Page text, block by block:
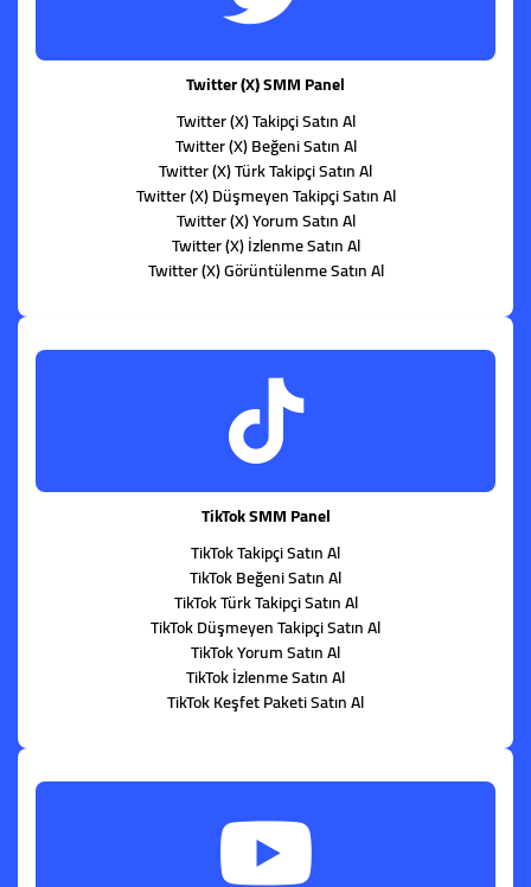
Twitter (X) SMM Panel
Twitter (X) Takipçi Satın Al
Twitter (X) Beğeni Satın Al
Twitter (X) Türk Takipçi Satın Al
Twitter (X) Düşmeyen Takipçi Satın Al
Twitter (X) Yorum Satın Al
Twitter (X) İzlenme Satın Al
Twitter (X) Görüntülenme Satın Al
TikTok SMM Panel
TikTok Takipçi Satın Al
TikTok Beğeni Satın Al
TikTok Türk Takipçi Satın Al
TikTok Düşmeyen Takipçi Satın Al
TikTok Yorum Satın Al
TikTok İzlenme Satın Al
TikTok Keşfet Paketi Satın Al